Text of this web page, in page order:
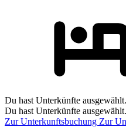
Du hast Unterkünfte ausgewählt.
Du hast Unterkünfte ausgewählt.
Zur Unterkunftsbuchung Zur